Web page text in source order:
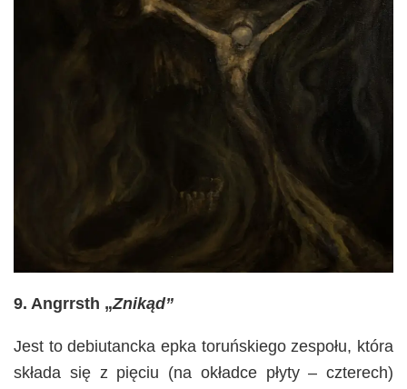
9. Angrrsth „Znikąd”
Jest to debiutancka epka toruńskiego zespołu, która
składa się z pięciu (na okładce płyty – czterech)